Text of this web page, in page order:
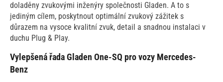
doladěny zvukovými inženýry společnosti Gladen. A to s
jediným cílem, poskytnout optimální zvukový zážitek s
důrazem na vysoce kvalitní zvuk, detail a snadnou instalaci v
duchu Plug & Play.
Vylepšená řada Gladen One-SQ pro vozy Mercedes-
Benz